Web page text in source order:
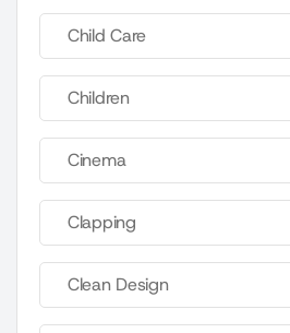
Child Care
Children
Cinema
Clapping
Clean Design